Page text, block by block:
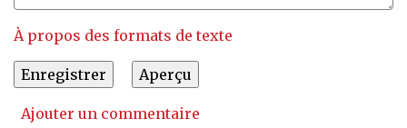
À propos des formats de texte
Ajouter un commentaire